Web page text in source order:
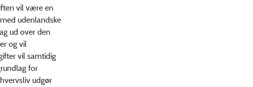
vil være en
udenlandske
ud over den
og vil
vil samtidig
for
udgør